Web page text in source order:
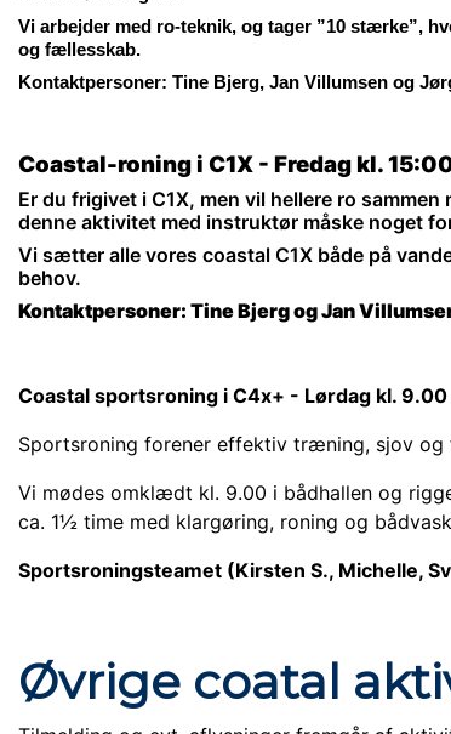
Vi arbejder med ro-teknik, og tager ”10 stærke”,
og fællesskab.
Kontaktpersoner: Tine Bjerg, Jan Villumsen og
Coastal-roning i C1X - Fredag kl.
Er du frigivet i C1X, men vil hellere ro
denne aktivitet med instruktør måske noget
Vi sætter alle vores coastal C1X både på
behov.
Kontaktpersoner: Tine Bjerg og Jan
Coastal sportsroning i C4x+ - Lørdag kl.
Sportsroning forener effektiv træning, sjov
Vi mødes omklædt kl. 9.00 i bådhallen og
ca. 1½ time med klargøring, roning og
Sportsroningsteamet (Kirsten S., Michelle,
Øvrige coatal